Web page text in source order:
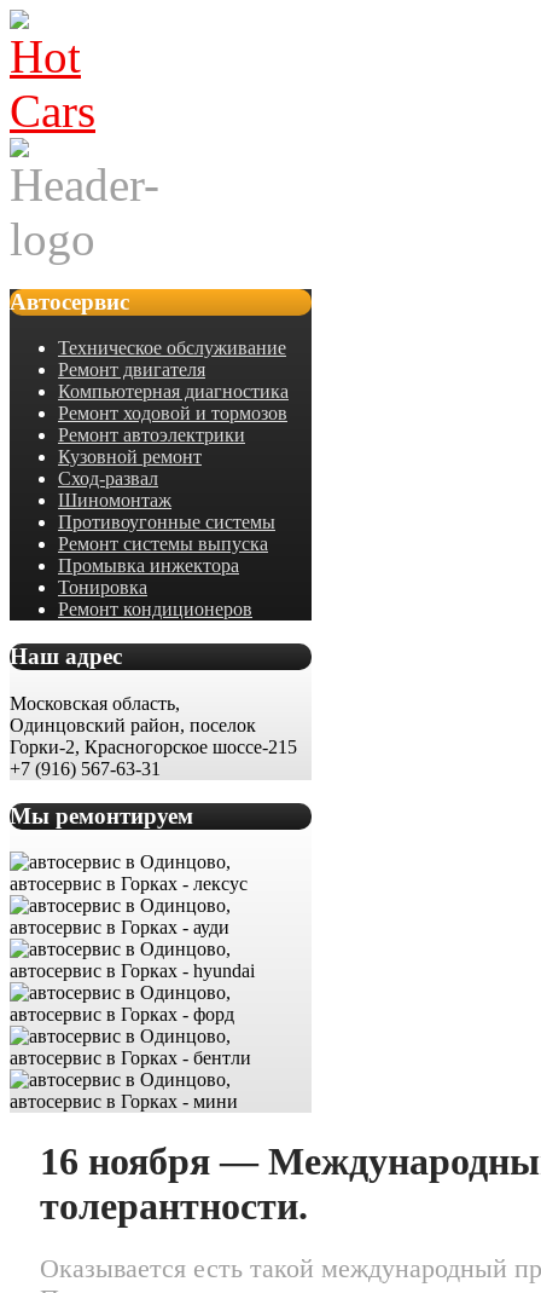
Автосервис
Техническое обслуживание
Ремонт двигателя
Компьютерная диагностика
Ремонт ходовой и тормозов
Ремонт автоэлектрики
Кузовной ремонт
Сход-развал
Шиномонтаж
Противоугонные системы
Ремонт системы выпуска
Промывка инжектора
Тонировка
Ремонт кондиционеров
Наш адрес
Московская область,
Одинцовский район, поселок
Горки-2, Красногорское шоссе-215
+7 (916) 567-63-31
Мы ремонтируем
16 ноября —
толерантности.
Оказывается есть такой международный